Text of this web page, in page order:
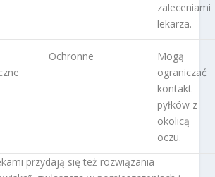
zaleceniami
lekarza.
Ochronne
Mogą
ograniczać
kontakt
pyłków z
okolicą
oczu.
przydają się też rozwiązania